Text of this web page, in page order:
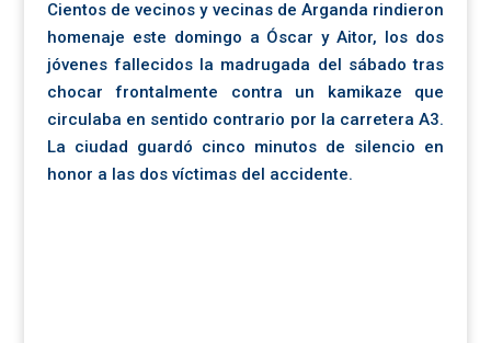
Cientos de vecinos y vecinas de Arganda rindieron
homenaje este domingo a Óscar y Aitor, los dos
jóvenes fallecidos la madrugada del sábado tras
chocar frontalmente contra un kamikaze que
circulaba en sentido contrario por la carretera A3.
La ciudad guardó cinco minutos de silencio en
honor a las dos víctimas del accidente.